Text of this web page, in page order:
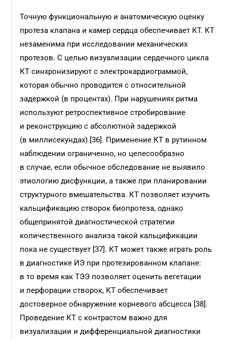
Точную функциональную и анатомическую оценку
протеза клапана и камер сердца обеспечивает КТ. КТ
незаменима при исследовании механических
протезов. С целью визуализации сердечного цикла
КТ синхронизируют с электрокардиограммой,
которая обычно проводится с относительной
задержкой (в процентах). При нарушениях ритма
используют ретроспективное стробирование
и реконструкцию с абсолютной задержкой
(в миллисекундах) [36]. Применение КТ в рутинном
наблюдении ограниченно, но целесообразно
в случае, если обычное обследование не выявило
этиологию дисфункции, а также при планировании
структурного вмешательства. КТ позволяет изучить
кальцификацию створок биопротеза, однако
общепринятой диагностической стратегии
количественного анализа такой кальцификации
пока не существует [37]. КТ может также играть роль
в диагностике ИЭ при протезированном клапане:
в то время как ТЭЭ позволяет оценить вегетации
и перфорации створок, КТ обеспечивает
достоверное обнаружение корневого абсцесса [38].
Проведение КТ с контрастом важно для
визуализации и дифференциальной диагностики